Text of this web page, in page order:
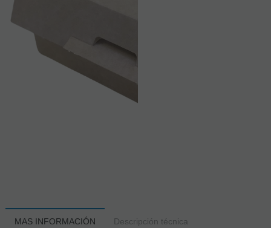
MAS INFORMACIÓN Descripción técnica